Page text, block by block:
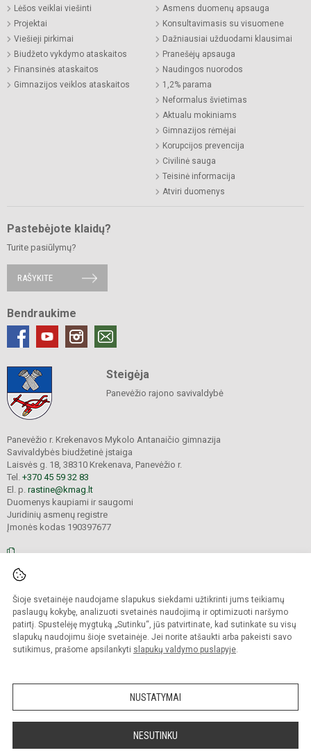
Šioje svetainėje naudojame slapukus siekdami užtikrinti jums teikiamų
paslaugų kokybę, analizuoti svetainės naudojimą ir optimizuoti naršymo
patirtį. Spustelėję mygtuką „Sutinku“, jūs patvirtinate, kad sutinkate su visų
slapukų naudojimu šioje svetainėje. Jei norite atšaukti arba pakeisti savo
sutikimus, prašome apsilankyti slapukų valdymo puslapyje.
NUSTATYMAI
NESUTINKU
Lėšos veiklai viešinti
Projektai
Viešieji pirkimai
Biudžeto vykdymo ataskaitos
Finansinės ataskaitos
Gimnazijos veiklos ataskaitos
Asmens duomenų apsauga
Konsultavimasis su visuomene
Dažniausiai užduodami klausimai
Pranešėjų apsauga
Naudingos nuorodos
1,2% parama
Neformalus švietimas
Aktualu mokiniams
Gimnazijos rėmėjai
Korupcijos prevencija
Civilinė sauga
Teisinė informacija
Atviri duomenys
Pastebėjote klaidų?
Turite pasiūlymų?
RAŠYKITE
Bendraukime
Steigėja
Panevėžio rajono savivaldybė
Panevėžio r. Krekenavos Mykolo Antanaičio gimnazija
Savivaldybės biudžetinė įstaiga
Laisvės g. 18, 38310 Krekenava, Panevėžio r.
Tel. +370 45 59 32 83
El. p. rastine@kmag.lt
Duomenys kaupiami ir saugomi
Juridinių asmenų registre
Įmonės kodas 190397677
saugomos.
Kopijuoti turinį be raštiško gimnazijos sutikimo griežtai draudžiama.
Prieinamumo paraiška Slapukų valdymas
Sumanus būdas atnaujinti